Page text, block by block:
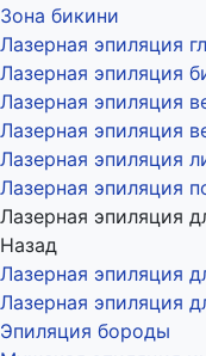
Зона бикини
Лазерная эпиляция
Лазерная эпиляция
Лазерная эпиляция
Лазерная эпиляция
Лазерная эпиляция
Лазерная эпиляция
Лазерная эпиляция
Назад
Лазерная эпиляция
Лазерная эпиляция
Эпиляция бороды